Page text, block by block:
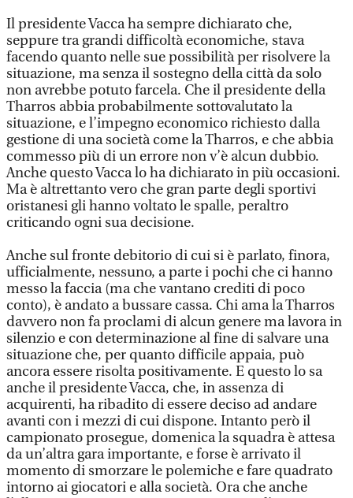
Il presidente Vacca ha sempre dichiarato che,
seppure tra grandi difficoltà economiche, stava
facendo quanto nelle sue possibilità per risolvere la
situazione, ma senza il sostegno della città da solo
non avrebbe potuto farcela. Che il presidente della
Tharros abbia probabilmente sottovalutato la
situazione, e l’impegno economico richiesto dalla
gestione di una società come la Tharros, e che abbia
commesso più di un errore non v’è alcun dubbio.
Anche questo Vacca lo ha dichiarato in più occasioni.
Ma è altrettanto vero che gran parte degli sportivi
oristanesi gli hanno voltato le spalle, peraltro
criticando ogni sua decisione.
Anche sul fronte debitorio di cui si è parlato, finora,
ufficialmente, nessuno, a parte i pochi che ci hanno
messo la faccia (ma che vantano crediti di poco
conto), è andato a bussare cassa. Chi ama la Tharros
davvero non fa proclami di alcun genere ma lavora in
silenzio e con determinazione al fine di salvare una
situazione che, per quanto difficile appaia, può
ancora essere risolta positivamente. E questo lo sa
anche il presidente Vacca, che, in assenza di
acquirenti, ha ribadito di essere deciso ad andare
avanti con i mezzi di cui dispone. Intanto però il
campionato prosegue, domenica la squadra è attesa
da un’altra gara importante, e forse è arrivato il
momento di smorzare le polemiche e fare quadrato
intorno ai giocatori e alla società. Ora che anche